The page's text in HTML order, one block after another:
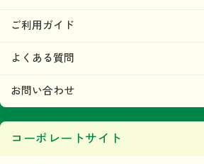
ご利用ガイド
よくある質問
お問い合わせ
コーポレートサイト